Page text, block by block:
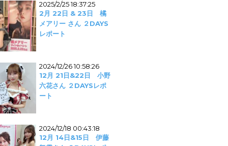
2025/2/25 18:37:25
2月 22日 & 23日 橘
メアリー さん ２DAYS
レポート
2024/12/26 10:58:26
12月 21日&22日 小野
六花さん ２DAYSレポ
ート
2024/12/18 00:43:18
12月 14日&15日 伊藤